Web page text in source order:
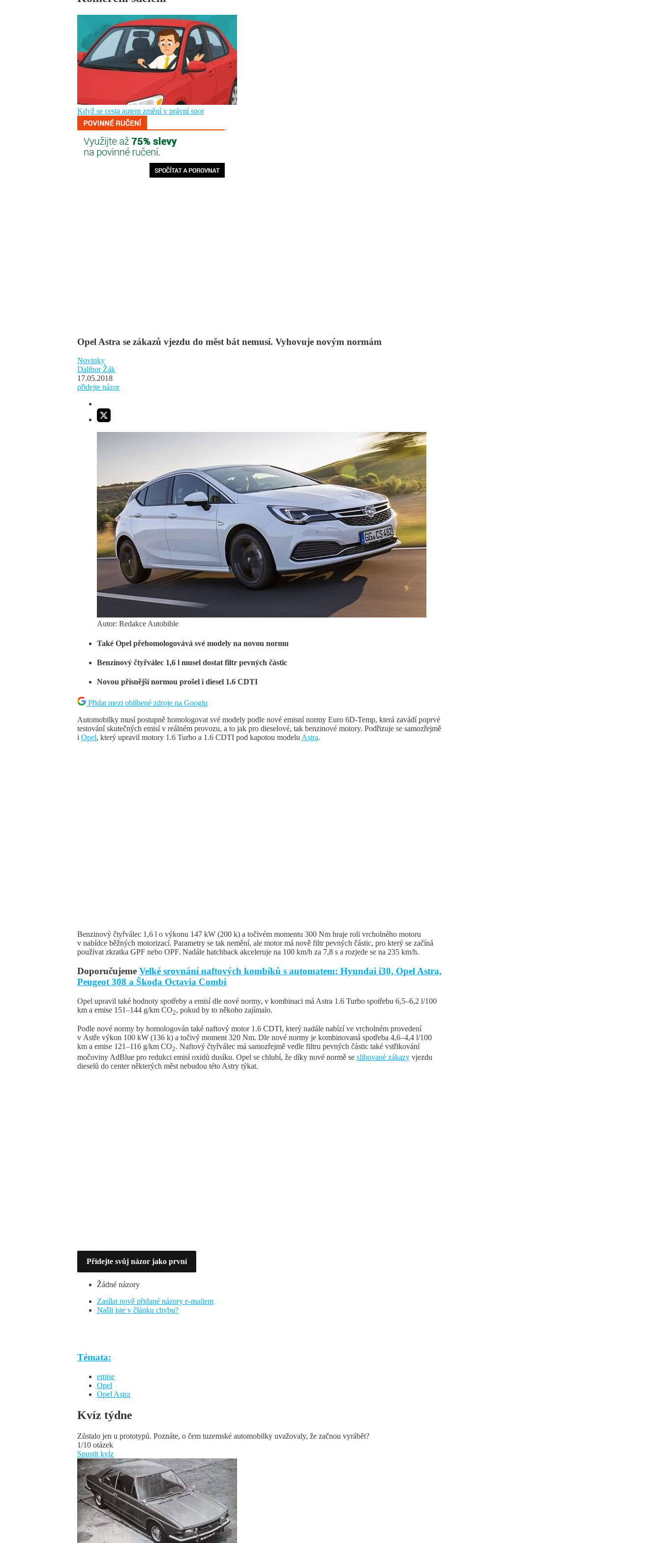
Opel Astra se zákazů vjezdu do měst bát nemusí. Vyhovuje novým normám
Novinky
Dalibor Žák
17.05.2018
přidejte názor
Autor: Redakce Autobible
Také Opel přehomologovává své modely na novou normu
Benzinový čtyřválec 1,6 l musel dostat filtr pevných částic
Novou přísnější normou prošel i diesel 1.6 CDTI
Přidat mezi oblíbené zdroje na Googlu
Automobilky musí postupně homologovat své modely podle nové emisní normy Euro 6D-Temp, která zavádí poprvé
testování skutečných emisí v reálném provozu, a to jak pro dieselové, tak benzinové motory. Podřizuje se samozřejmě
i Opel, který upravil motory 1.6 Turbo a 1.6 CDTI pod kapotou modelu Astra.
Benzinový čtyřválec 1,6 l o výkonu 147 kW (200 k) a točivém momentu 300 Nm hraje roli vrcholného motoru
v nabídce běžných motorizací. Parametry se tak nemění, ale motor má nově filtr pevných částic, pro který se začíná
používat zkratka GPF nebo OPF. Nadále hatchback akceleruje na 100 km/h za 7,8 s a rozjede se na 235 km/h.
Doporučujeme Velké srovnání naftových kombíků s automatem: Hyundai i30, Opel Astra,
Peugeot 308 a Škoda Octavia Combi
Opel upravil také hodnoty spotřeby a emisí dle nové normy, v kombinaci má Astra 1.6 Turbo spotřebu 6,5–6,2 l/100
km a emise 151–144 g/km CO2, pokud by to někoho zajímalo.
Podle nové normy by homologován také naftový motor 1.6 CDTI, který nadále nabízí ve vrcholném provedení
v Astře výkon 100 kW (136 k) a točivý moment 320 Nm. Dle nové normy je kombinovaná spotřeba 4,6–4,4 l/100
km a emise 121–116 g/km CO2. Naftový čtyřválec má samozřejmě vedle filtru pevných částic také vstřikování
močoviny AdBlue pro redukci emisí oxidů dusíku. Opel se chlubí, že díky nové normě se slibované zákazy vjezdu
dieselů do center některých měst nebudou této Astry týkat.
Přidejte svůj názor jako první
Žádné názory
Zasílat nově přidané názory e-mailem
Našli jste v článku chybu?
Témata:
emise
Opel
Opel Astra
Kvíz týdne
Zůstalo jen u prototypů. Poznáte, o čem tuzemské automobilky uvažovaly, že začnou vyrábět?
1/10 otázek
Spustit kvíz
Když se cesta autem změní v právní spor